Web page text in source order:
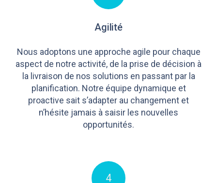
Agilité
Nous adoptons une approche agile pour chaque
aspect de notre activité, de la prise de décision à
la livraison de nos solutions en passant par la
planification. Notre équipe dynamique et
proactive sait s’adapter au changement et
n’hésite jamais à saisir les nouvelles
opportunités.
4